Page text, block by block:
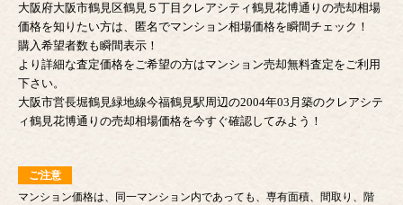
大阪府大阪市鶴見区鶴見５丁目クレアシティ鶴見花博通りの売却相場
価格を知りたい方は、匿名でマンション相場価格を瞬間チェック！
購入希望者数も瞬間表示！
より詳細な査定価格をご希望の方はマンション売却無料査定をご利用
下さい。
大阪市営長堀鶴見緑地線今福鶴見駅周辺の2004年03月築のクレアシテ
ィ鶴見花博通りの売却相場価格を今すぐ確認してみよう！
ご注意
マンション価格は、同一マンション内であっても、専有面積、間取り、階